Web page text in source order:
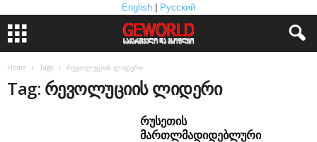
English Русский
Home Tags რევოლუციის ლიდერი
Tag: რევოლუციის ლიდერი
რუსეთის
მართლმადიდებლური